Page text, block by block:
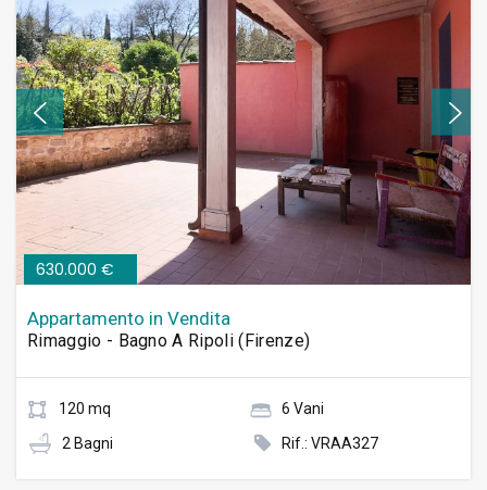
630.000 €
Appartamento in Vendita
Rimaggio - Bagno A Ripoli (Firenze)
120 mq
6 Vani
2 Bagni
Rif.: VRAA327